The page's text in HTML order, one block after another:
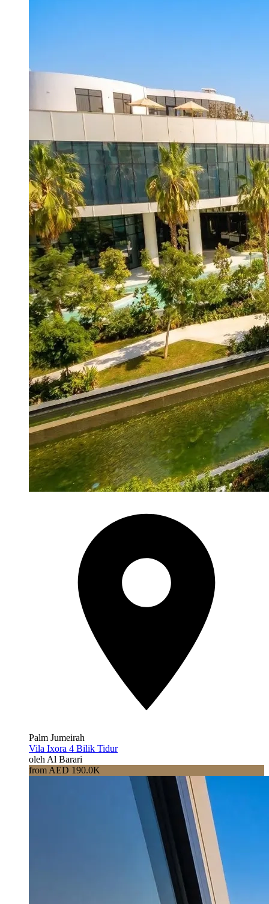
Palm Jumeirah
Vila Ixora 4 Bilik Tidur
oleh Al Barari
from AED 190.0K